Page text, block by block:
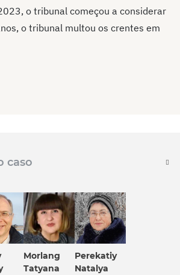
o tribunal começou a considerar
o tribunal multou os crentes em
caso
Morlang
Tatyana
Perekatiy
Natalya